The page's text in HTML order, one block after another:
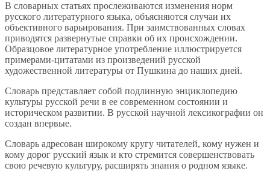
В словарных статьях прослеживаются изменения норм
русского литературного языка, объясняются случаи их
объективного варьирования. При заимствованных словах
приводятся развернутые справки об их происхождении.
Образцовое литературное употребление иллюстрируется
примерами-цитатами из произведений русской
художественной литературы от Пушкина до наших дней.
Словарь представляет собой подлинную энциклопедию
культуры русской речи в ее современном состоянии и
историческом развитии. В русской научной лексикографии он
создан впервые.
Словарь адресован широкому кругу читателей, кому нужен и
кому дорог русский язык и кто стремится совершенствовать
свою речевую культуру, расширять знания о родном языке.